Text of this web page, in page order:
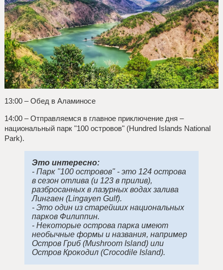
13:00 – Обед в Аламиносе
14:00 – Отправляемся в главное приключение дня –
национальный парк "100 островов" (Hundred Islands National
Park).
Это интересно:
- Парк "100 островов" - это 124 острова
в сезон отлива (и 123 в прилив),
разбросанных в лазурных водах залива
Лингаен (Lingayen Gulf).
- Это один из старейших национальных
парков Филиппин.
- Некоторые острова парка имеют
необычные формы и названия, например
Остров Гриб (Mushroom Island) или
Остров Крокодил (Crocodile Island).